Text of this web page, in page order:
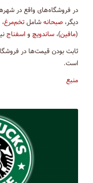
در فروشگاه‌های واقع در
دیگر، صبحانهشاملتخم‌مرغ،
مافین)، ساندویچواسفناج
ثابت بودن قیمت‌ها در
است.
منبع